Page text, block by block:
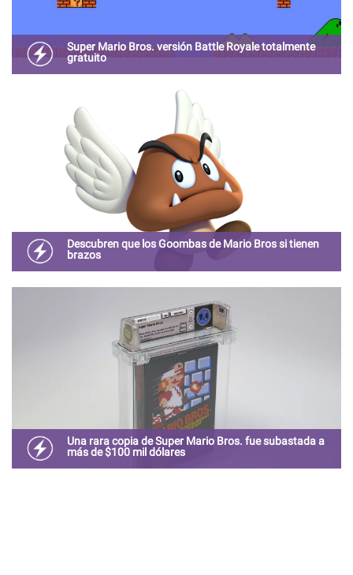
Super Mario Bros. versión Battle Royale totalmente
gratuito
Descubren que los Goombas de Mario Bros si tienen
brazos
Una rara copia de Super Mario Bros. fue subastada a
más de $100 mil dólares